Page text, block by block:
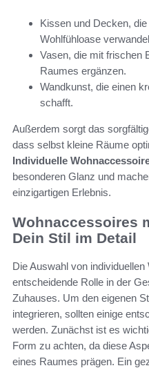
Kissen und Decken,
Wohlfühloase
Vasen, die mit frischen
Raumes ergänzen.
Wandkunst, die einen
schafft.
Außerdem sorgt das
dass selbst kleine Räume
Individuelle
besonderen Glanz und
einzigartigen Erlebnis.
Wohnaccessoires
Dein Stil im Detail
Die Auswahl von
entscheidende Rolle in der
Zuhauses. Um den eigenen
integrieren, sollten einige
werden. Zunächst ist es
Form zu achten, da diese
eines Raumes prägen. Ein